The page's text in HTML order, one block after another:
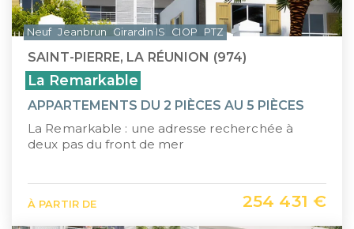
SAINT-PIERRE, LA RÉUNION (974)
La Remarkable
APPARTEMENTS DU 2 PIÈCES AU 5 PIÈCES
La Remarkable : une adresse recherchée à
deux pas du front de mer
À PARTIR DE 254 431 €
Neuf Jeanbrun Girardin IS CIOP PTZ